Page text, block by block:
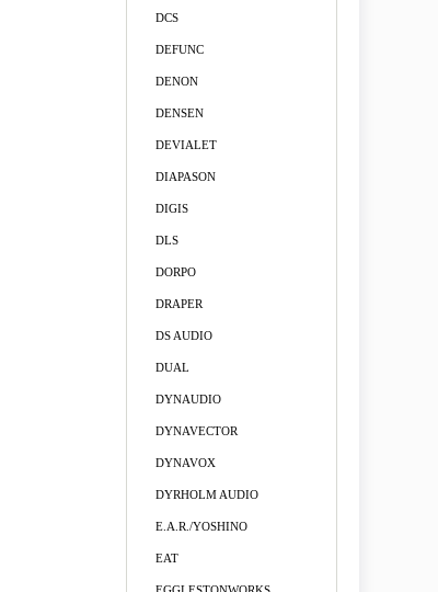
DCS
DEFUNC
DENON
DENSEN
DEVIALET
DIAPASON
DIGIS
DLS
DORPO
DRAPER
DS AUDIO
DUAL
DYNAUDIO
DYNAVECTOR
DYNAVOX
DYRHOLM AUDIO
E.A.R./YOSHINO
EAT